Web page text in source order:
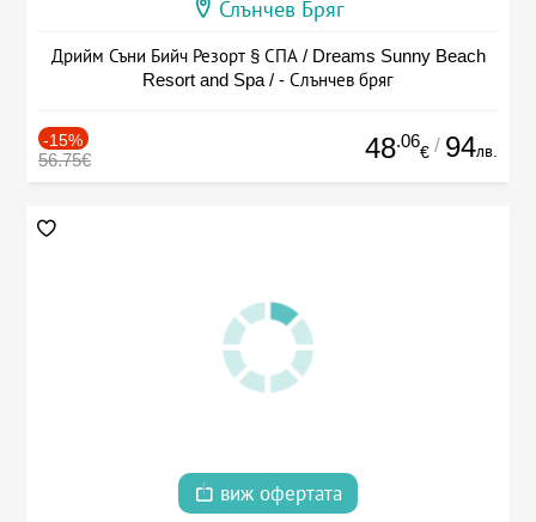
Слънчев Бряг
Дрийм Съни Бийч Резорт § СПА / Dreams Sunny Beach
Resort and Spa / - Слънчев бряг
-15%
56.75€ 48.06
€ / 94лв.
виж офертата